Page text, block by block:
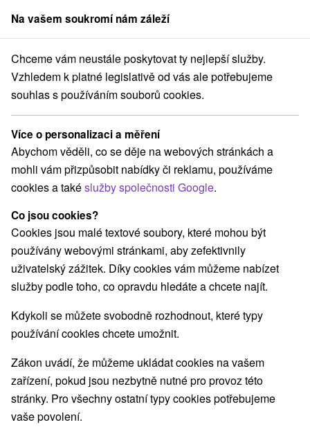
člen skupinySorger
Tatry Letní útěk do Tater: Relax pod Gerlachovským štítem
Letní útěk do Tater: Relax pod
Gerlachovským štítem
Hotel Avalanche★★★Štôla, Vysoké Tatry
Vybrat termín
Navigovat do místa
9,2 vynikající·61 recenzí
Na vašem soukromí nám záleží
Chceme vám neustále poskytovat ty nejlepší služby.
Vzhledem k platné legislativě od vás ale potřebujeme
souhlas s používáním souborů cookies.
Více o personalizaci a měření
Abychom věděli, co se děje na webových stránkách a
mohli vám přizpůsobit nabídky či reklamu, používáme
cookies a takéslužby společnosti Google.
Co jsou cookies?
Cookies jsou malé textové soubory, které mohou být
používány webovými stránkami, aby zefektivnily
uživatelský zážitek. Díky cookies vám můžeme nabízet
služby podle toho, co opravdu hledáte a chcete najít.
Kdykoli se můžete svobodně rozhodnout, které typy
používání cookies chcete umožnit.
Zákon uvádí, že můžeme ukládat cookies na vašem
zařízení, pokud jsou nezbytně nutné pro provoz této
stránky. Pro všechny ostatní typy cookies potřebujeme
vaše povolení.